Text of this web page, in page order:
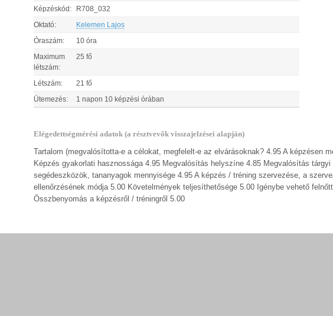
Képzéskód: R708_032
Oktató: Kelemen Lajos
Óraszám: 10 óra
Maximum
létszám:
25 fő
Létszám: 21 fő
Ütemezés: 1 napon 10 képzési órában
Elégedettségmérési adatok (a résztvevők visszajelzései alapján)
Tartalom (megvalósította-e a célokat, megfelelt-e az elvárásoknak? 4.95 A képzésen
Képzés gyakorlati hasznossága 4.95 Megvalósítás helyszíne 4.85 Megvalósítás
segédeszközök, tananyagok mennyisége 4.95 A képzés / tréning szervezése, a
ellenőrzésének módja 5.00 Követelmények teljesíthetősége 5.00 Igénybe vehető
Összbenyomás a képzésről / tréningről 5.00